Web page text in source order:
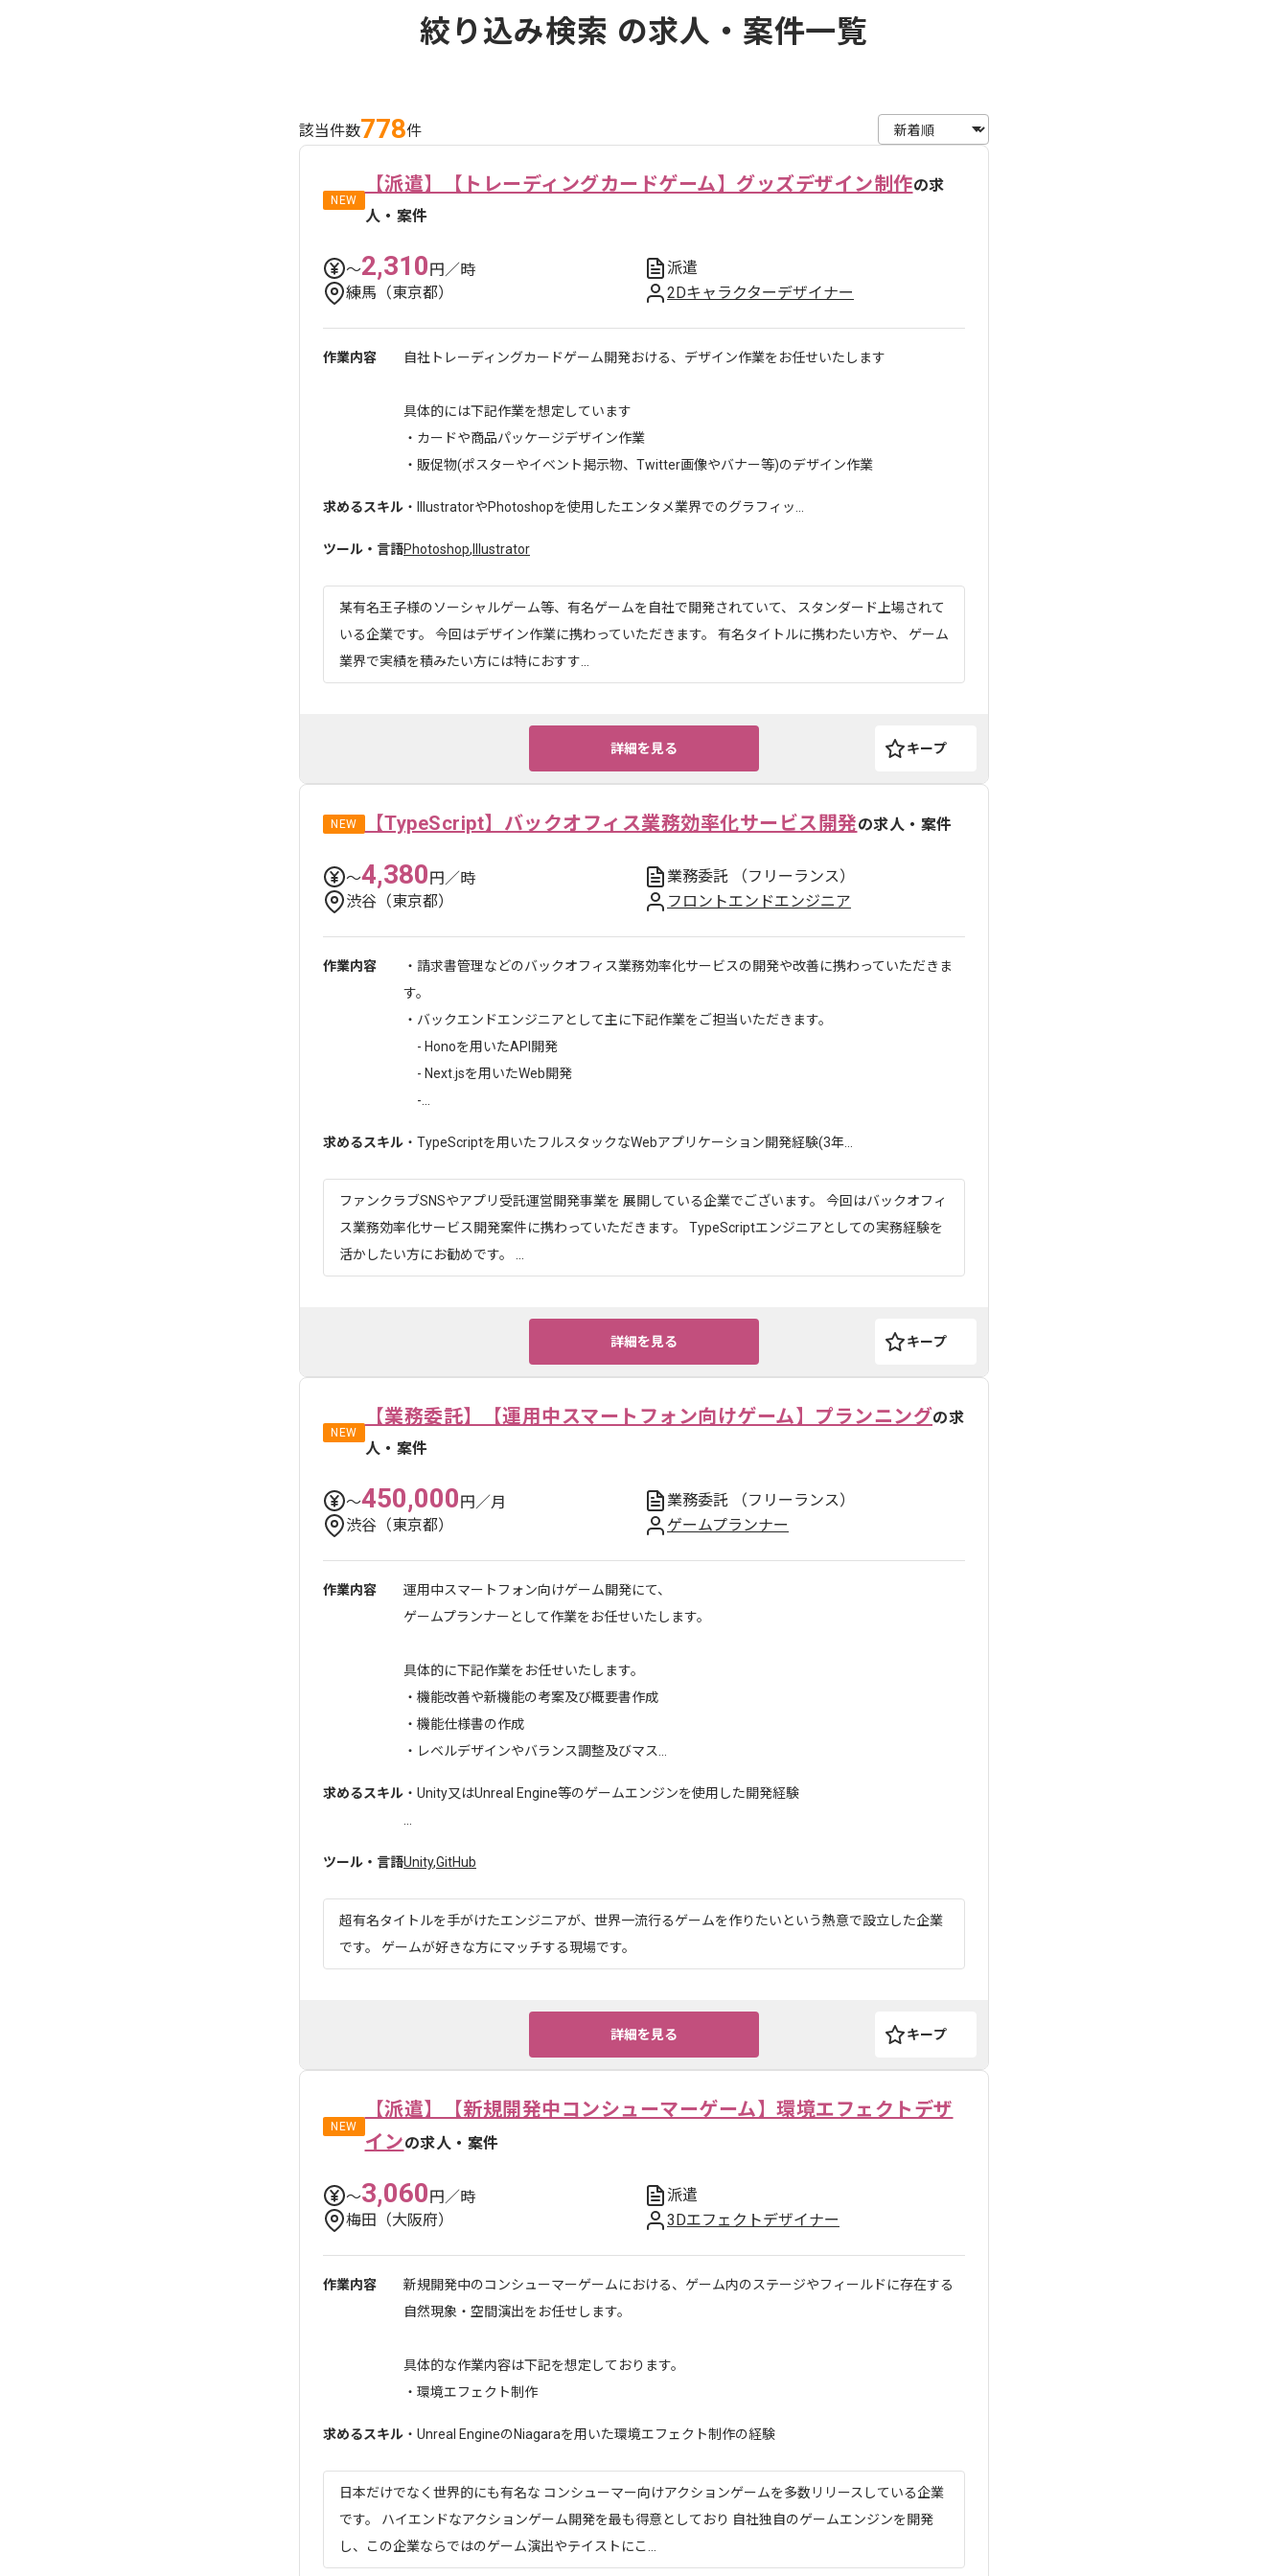
絞り込み検索 の求人・案件一覧
該当件数778件
NEW
【派遣】【トレーディングカードゲーム】グッズデザイン制作の求
人・案件
〜2,310円／時
派遣
練馬（東京都）
2Dキャラクターデザイナー
作業内容 自社トレーディングカードゲーム開発おける、デザイン作業をお任せいたします
具体的には下記作業を想定しています
・カードや商品パッケージデザイン作業
・販促物(ポスターやイベント掲示物、Twitter画像やバナー等)のデザイン作業
求めるスキル ・IllustratorやPhotoshopを使用したエンタメ業界でのグラフィッ...
ツール・言語Photoshop, Illustrator
某有名王子様のソーシャルゲーム等、有名ゲームを自社で開発されていて、 スタンダード上場されて
いる企業です。 今回はデザイン作業に携わっていただきます。 有名タイトルに携わたい方や、 ゲーム
業界で実績を積みたい方には特におすす...
詳細を見る キープ
NEW 【TypeScript】バックオフィス業務効率化サービス開発の求人・案件
〜4,380円／時 業務委託
（フリーランス）
渋谷（東京都）
フロントエンドエンジニア
作業内容
・請求書管理などのバックオフィス業務効率化サービスの開発や改善に携わっていただきま
す。
・バックエンドエンジニアとして主に下記作業をご担当いただきます。
- Honoを用いたAPI開発
- Next.jsを用いたWeb開発
-...
求めるスキル ・TypeScriptを用いたフルスタックなWebアプリケーション開発経験(3年...
ファンクラブSNSやアプリ受託運営開発事業を 展開している企業でございます。 今回はバックオフィ
ス業務効率化サービス開発案件に携わっていただきます。 TypeScriptエンジニアとしての実務経験を
活かしたい方にお勧めです。 ...
詳細を見る キープ
NEW
【業務委託】【運用中スマートフォン向けゲーム】プランニングの求
人・案件
〜450,000円／月 業務委託
（フリーランス）
渋谷（東京都）
ゲームプランナー
作業内容
運用中スマートフォン向けゲーム開発にて、
ゲームプランナーとして作業をお任せいたします。
具体的に下記作業をお任せいたします。
・機能改善や新機能の考案及び概要書作成
・機能仕様書の作成
・レベルデザインやバランス調整及びマス...
求めるスキル ・Unity又はUnreal Engine等のゲームエンジンを使用した開発経験
ツール・言語Unity,GitHub
超有名タイトルを手がけたエンジニアが、世界一流行るゲームを作りたいという熱意で設立した企業
です。 ゲームが好きな方にマッチする現場です。
詳細を見る キープ
NEW
【派遣】【新規開発中コンシューマーゲーム】環境エフェクトデザ
インの求人・案件
〜3,060円／時
派遣
梅田（大阪府）
3Dエフェクトデザイナー
作業内容
新規開発中のコンシューマーゲームにおける、ゲーム内のステージやフィールドに存在する
自然現象・空間演出をお任せします。
具体的な作業内容は下記を想定しております。
・環境エフェクト制作
求めるスキル ・Unreal EngineのNiagaraを用いた環境エフェクト制作の経験
日本だけでなく世界的にも有名な コンシューマー向けアクションゲームを多数リリースしている企業
です。 ハイエンドなアクションゲーム開発を最も得意としており 自社独自のゲームエンジンを開発
し、この企業ならではのゲーム演出やテイストにこ...